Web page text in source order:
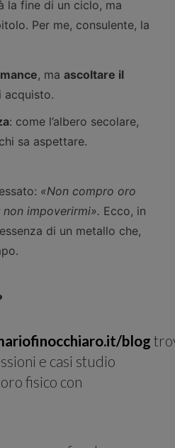
la fine di un ciclo, ma
Per me, consulente, la
, ma ascoltare il
acquisto.
: come l’albero secolare,
sa aspettare.
«Non compro oro
impoverirmi». Ecco, in
di un metallo che,
blog
e casi studio
fisico con